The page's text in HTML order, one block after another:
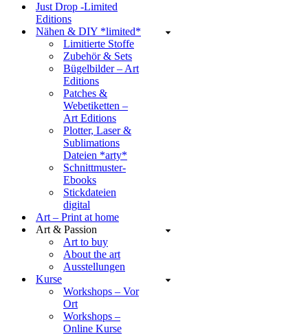
Just Drop -Limited
Editions
Nähen & DIY *limited*
Limitierte Stoffe
Zubehör & Sets
Bügelbilder – Art
Editions
Patches &
Webetiketten –
Art Editions
Plotter, Laser &
Sublimations
Dateien *arty*
Schnittmuster-
Ebooks
Stickdateien
digital
Art – Print at home
Art & Passion
Art to buy
About the art
Ausstellungen
Kurse
Workshops – Vor
Ort
Workshops –
Online Kurse